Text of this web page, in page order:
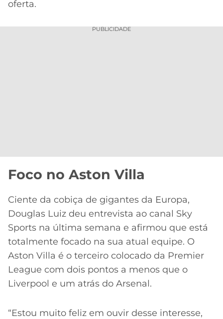
oferta.
PUBLICIDADE
Foco no Aston Villa
Ciente da cobiça de gigantes da Europa,
Douglas Luiz deu entrevista ao canal Sky
Sports na última semana e afirmou que está
totalmente focado na sua atual equipe. O
Aston Villa é o terceiro colocado da Premier
League com dois pontos a menos que o
Liverpool e um atrás do Arsenal.
“Estou muito feliz em ouvir desse interesse,